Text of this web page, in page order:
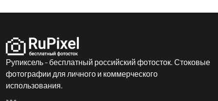
Рупиксель - бесплатный российский фотосток. Стоковые
фотографии для личного и коммерческого
использования.